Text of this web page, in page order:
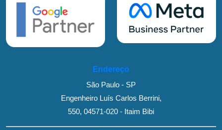
Endereço
São Paulo - SP
Engenheiro Luís Carlos Berrini,
550, 04571-020 - Itaim Bibi